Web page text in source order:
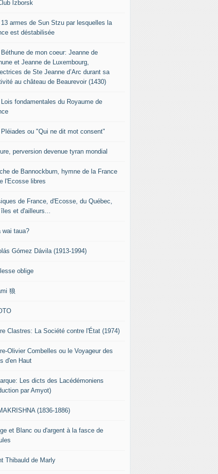
Izborsk
13 armes de Sun Stzu par lesquelles la
est déstabilisée
de mon coeur: Jeanne de
et Jeanne de Luxembourg,
de Ste Jeanne d’Arc durant sa
au château de Beaurevoir (1430)
fondamentales du Royaume de
Pléiades ou "Qui ne dit mot consent"
perversion devenue tyran mondial
de Bannockburn, hymne de la France
l'Ecosse libres
de France, d'Ecosse, du Québec,
et d'ailleurs...
wai taua?
Gómez Dávila (1913-1994)
oblige
狼
Clastres: La Société contre l'État (1974)
Olivier Combelles ou le Voyageur des
d'en Haut
Les dicts des Lacédémoniens
par Amyot)
(1836-1886)
et Blanc ou d'argent à la fasce de
Thibauld de Marly